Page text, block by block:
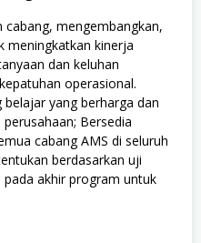
mengembangkan,
meningkatkan kinerja
dan keluhan
operasional.
yang berharga dan
Bersedia
cabang AMS di seluruh
berdasarkan uji
pada akhir program untuk